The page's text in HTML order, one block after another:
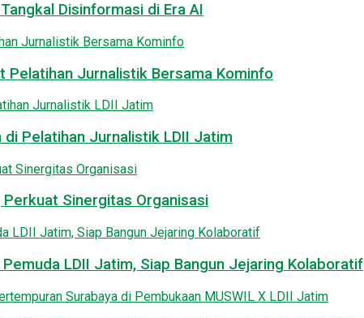
Disinformasi di Era AI
Pelatihan Jurnalistik Bersama Kominfo
Pelatihan Jurnalistik LDII Jatim
Perkuat Sinergitas Organisasi
LDII Jatim, Siap Bangun Jejaring Kolaboratif